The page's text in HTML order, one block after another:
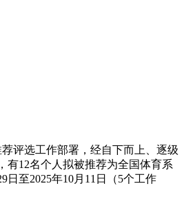
评选工作部署，经自下而上、逐级
有12名个人拟被推荐为全国体育系
至2025年10月11日（5个工作